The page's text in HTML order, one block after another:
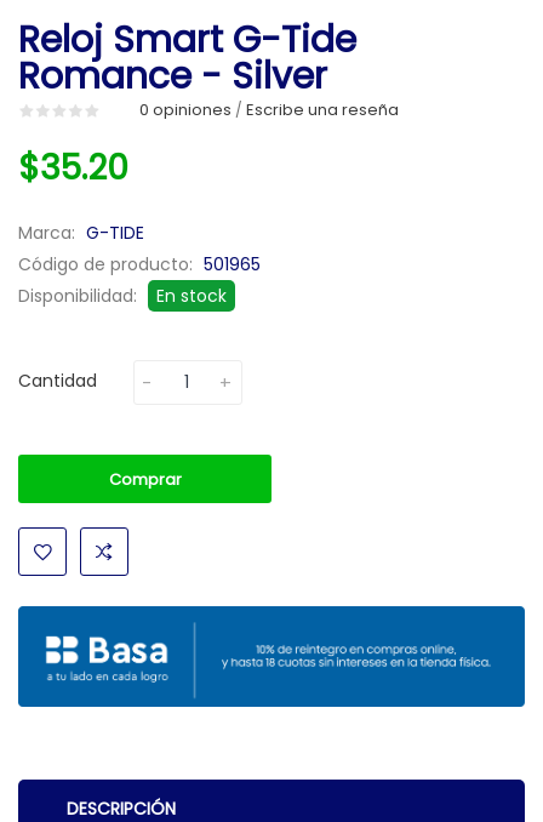
Reloj Smart G-Tide
Romance - Silver
0 opiniones / Escribe una reseña
$35.20
Marca: G-TIDE
Código de producto: 501965
Disponibilidad:
En stock
Cantidad
Comprar
DESCRIPCIÓN